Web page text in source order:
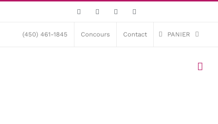
content
Facebook Instagram
(450) 461-1845 Concours Contact PANIER